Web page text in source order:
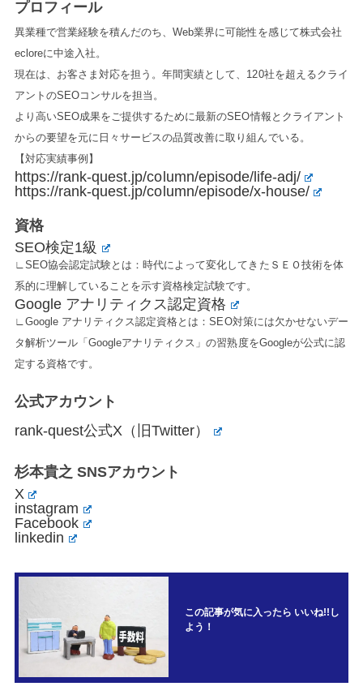
プロフィール
異業種で営業経験を積んだのち、Web業界に可能性を感じて株式会社
ecloreに中途入社。
現在は、お客さま対応を担う。年間実績として、120社を超えるクライ
アントのSEOコンサルを担当。
より高いSEO成果をご提供するために最新のSEO情報とクライアント
からの要望を元に日々サービスの品質改善に取り組んでいる。
【対応実績事例】
https://rank-quest.jp/column/episode/life-adj/
https://rank-quest.jp/column/episode/x-house/
資格
SEO検定1級
∟SEO協会認定試験とは：時代によって変化してきたＳＥＯ技術を体
系的に理解していることを示す資格検定試験です。
Google アナリティクス認定資格
∟Google アナリティクス認定資格とは：SEO対策には欠かせないデー
タ解析ツール「Googleアナリティクス」の習熟度をGoogleが公式に認
定する資格です。
公式アカウント
rank-quest公式X（旧Twitter）
杉本貴之 SNSアカウント
X
instagram
Facebook
linkedin
この記事が気に入ったら いいね!!し
よう！